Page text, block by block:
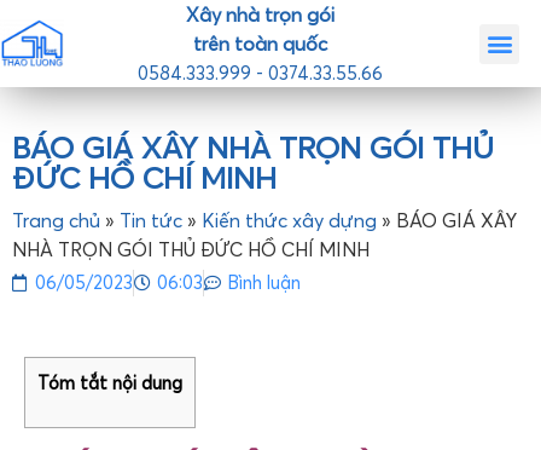
Xây nhà trọn gói
trên toàn quốc
0584.333.999 - 0374.33.55.66
BÁO GIÁ XÂY NHÀ TRỌN GÓI THỦ
ĐỨC HỒ CHÍ MINH
Trang chủ » Tin tức » Kiến thức xây dựng » BÁO GIÁ XÂY
NHÀ TRỌN GÓI THỦ ĐỨC HỒ CHÍ MINH
06/05/2023 06:03 Bình luận
Tóm tắt nội dung